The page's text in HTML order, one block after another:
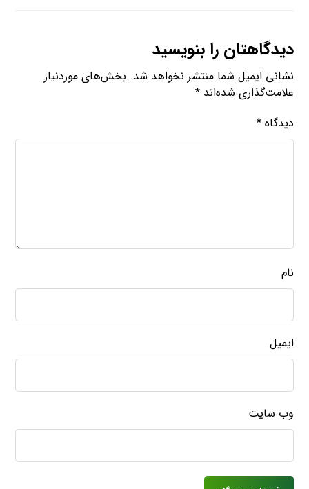
دیدگاهتان را بنویسید
نشانی ایمیل شما منتشر نخواهد شد. بخش‌های موردنیاز
علامت‌گذاری شده‌اند*
دیدگاه*
نام
ایمیل
وب‌ سایت